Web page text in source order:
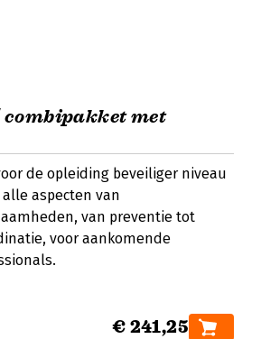
combipakket met
de opleiding beveiliger niveau
aspecten van
van preventie tot
voor aankomende
€ 241,25